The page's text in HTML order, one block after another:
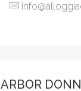
ARBOR